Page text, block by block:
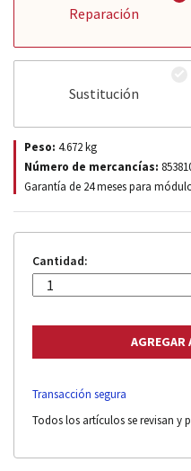
Reparación
Sustitución
Peso: 4.672kg
Número de mercancías:
Garantía de 24 meses para
Cantidad:
Transacción segura
Todos los artículos se revisan y